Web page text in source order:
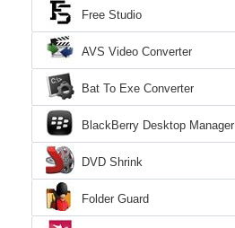
Free Studio
AVS Video Converter
Bat To Exe Converter
BlackBerry Desktop Manager
DVD Shrink
Folder Guard